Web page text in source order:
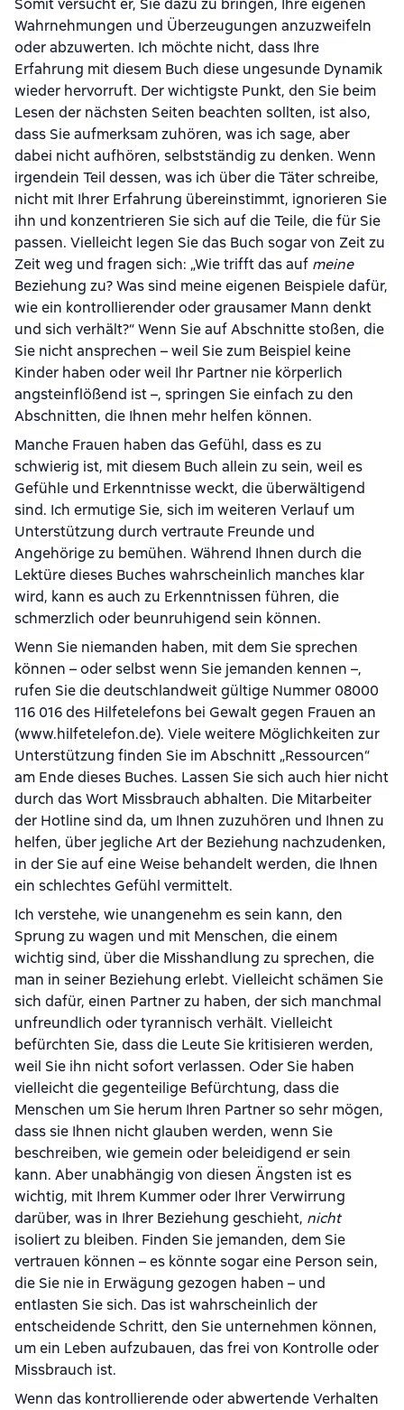
Somit versucht er, Sie dazu zu bringen, Ihre eigenen
Wahrnehmungen und Überzeugungen anzuzweifeln
oder abzuwerten. Ich möchte nicht, dass Ihre
Erfahrung mit diesem Buch diese ungesunde Dynamik
wieder hervorruft. Der wichtigste Punkt, den Sie beim
Lesen der nächsten Seiten beachten sollten, ist also,
dass Sie aufmerksam zuhören, was ich sage, aber
dabei nicht aufhören, selbstständig zu denken. Wenn
irgendein Teil dessen, was ich über die Täter schreibe,
nicht mit Ihrer Erfahrung übereinstimmt, ignorieren Sie
ihn und konzentrieren Sie sich auf die Teile, die für Sie
passen. Vielleicht legen Sie das Buch sogar von Zeit zu
Zeit weg und fragen sich: „Wie trifft das auf meine
Beziehung zu? Was sind meine eigenen Beispiele dafür,
wie ein kontrollierender oder grausamer Mann denkt
und sich verhält?“ Wenn Sie auf Abschnitte stoßen, die
Sie nicht ansprechen – weil Sie zum Beispiel keine
Kinder haben oder weil Ihr Partner nie körperlich
angsteinflößend ist –, springen Sie einfach zu den
Abschnitten, die Ihnen mehr helfen können.
Manche Frauen haben das Gefühl, dass es zu
schwierig ist, mit diesem Buch allein zu sein, weil es
Gefühle und Erkenntnisse weckt, die überwältigend
sind. Ich ermutige Sie, sich im weiteren Verlauf um
Unterstützung durch vertraute Freunde und
Angehörige zu bemühen. Während Ihnen durch die
Lektüre dieses Buches wahrscheinlich manches klar
wird, kann es auch zu Erkenntnissen führen, die
schmerzlich oder beunruhigend sein können.
Wenn Sie niemanden haben, mit dem Sie sprechen
können – oder selbst wenn Sie jemanden kennen –,
rufen Sie die deutschlandweit gültige Nummer 08000
116 016 des Hilfetelefons bei Gewalt gegen Frauen an
(www.hilfetelefon.de). Viele weitere Möglichkeiten zur
Unterstützung finden Sie im Abschnitt „Ressourcen“
am Ende dieses Buches. Lassen Sie sich auch hier nicht
durch das Wort Missbrauch abhalten. Die Mitarbeiter
der Hotline sind da, um Ihnen zuzuhören und Ihnen zu
helfen, über jegliche Art der Beziehung nachzudenken,
in der Sie auf eine Weise behandelt werden, die Ihnen
ein schlechtes Gefühl vermittelt.
Ich verstehe, wie unangenehm es sein kann, den
Sprung zu wagen und mit Menschen, die einem
wichtig sind, über die Misshandlung zu sprechen, die
man in seiner Beziehung erlebt. Vielleicht schämen Sie
sich dafür, einen Partner zu haben, der sich manchmal
unfreundlich oder tyrannisch verhält. Vielleicht
befürchten Sie, dass die Leute Sie kritisieren werden,
weil Sie ihn nicht sofort verlassen. Oder Sie haben
vielleicht die gegenteilige Befürchtung, dass die
Menschen um Sie herum Ihren Partner so sehr mögen,
dass sie Ihnen nicht glauben werden, wenn Sie
beschreiben, wie gemein oder beleidigend er sein
kann. Aber unabhängig von diesen Ängsten ist es
wichtig, mit Ihrem Kummer oder Ihrer Verwirrung
darüber, was in Ihrer Beziehung geschieht, nicht
isoliert zu bleiben. Finden Sie jemanden, dem Sie
vertrauen können – es könnte sogar eine Person sein,
die Sie nie in Erwägung gezogen haben – und
entlasten Sie sich. Das ist wahrscheinlich der
entscheidende Schritt, den Sie unternehmen können,
um ein Leben aufzubauen, das frei von Kontrolle oder
Missbrauch ist.
Wenn das kontrollierende oder abwertende Verhalten